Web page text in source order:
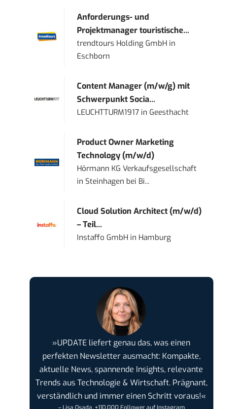
Anforderungs- und
Projektmanager touristische...
trendtours Holding GmbH in
Eschborn
Content Manager (m/w/g) mit
Schwerpunkt Socia...
LEUCHTTURM1917 in Geesthacht
Product Owner Marketing
Technology (m/w/d)
Hörmann KG Verkaufsgesellschaft
in Steinhagen bei Bi...
Cloud Solution Architect (m/w/d)
– Teil...
Instaffo GmbH in Hamburg
»UPDATE liefert genau das, was einen
perfekten Newsletter ausmacht: Kompakte,
aktuelle News, spannende Insights, relevante
Trends aus Technologie & Wirtschaft. Prägnant,
verständlich und immer einen Schritt voraus!«